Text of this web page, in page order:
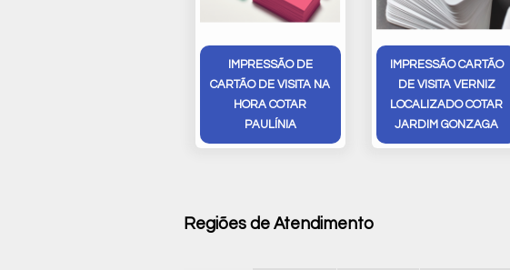
IMPRESSÃO DE
CARTÃO DE VISITA NA
HORA COTAR
PAULÍNIA
IMPRESSÃO CARTÃO
DE VISITA VERNIZ
LOCALIZADO COTAR
JARDIM GONZAGA
Regiões de Atendimento